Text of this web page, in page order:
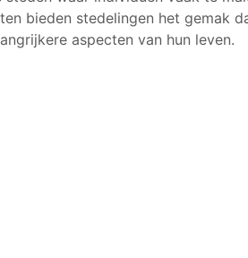
bieden stedelingen het gemak
aspecten van hun leven.